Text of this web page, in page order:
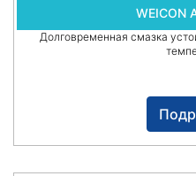
WEICON
Долговременная смазка